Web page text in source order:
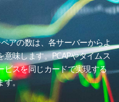
アの数は、各サーバーからよ
味します。PCAPやタイムス
ビスを同じカードで実現する
す。